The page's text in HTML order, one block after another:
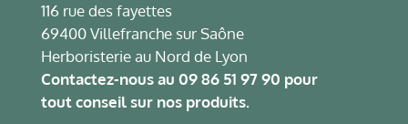
116 rue des fayettes
69400 Villefranche sur Saône
Herboristerie au Nord de Lyon
Contactez-nous au 09 86 51 97 90 pour
tout conseil sur nos produits.